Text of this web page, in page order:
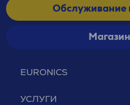
EURONICS
УСЛУГИ
Обслуживание